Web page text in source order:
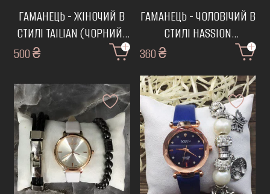
ГАМАНЕЦЬ - ЖІНОЧИЙ В
СТИЛІ TAILIAN (ЧОРНИЙ)
500 ₴
ГАМАНЕЦЬ - ЧОЛОВІЧИЙ В
СТИЛІ HASSION
(ЧОРНИЙ,ВІЗИТНИЦЯ)\
360 ₴